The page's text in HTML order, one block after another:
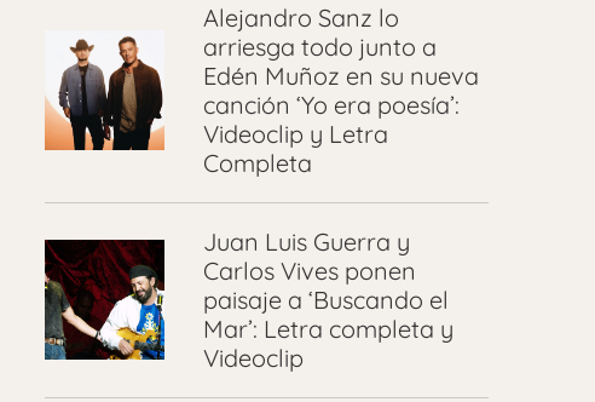
Alejandro Sanz lo
arriesga todo junto a
Edén Muñoz en su nueva
canción ‘Yo era poesía’:
Videoclip y Letra
Completa
Juan Luis Guerra y
Carlos Vives ponen
paisaje a ‘Buscando el
Mar’: Letra completa y
Videoclip